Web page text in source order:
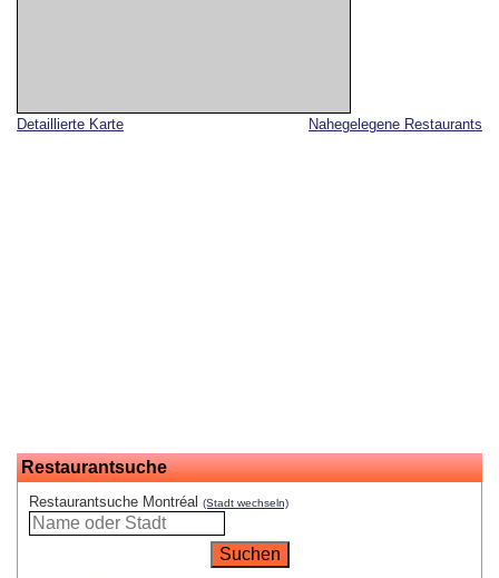
Nahegelegene Restaurants
Detaillierte Karte
Restaurantsuche
Restaurantsuche Montréal (Stadt wechseln)